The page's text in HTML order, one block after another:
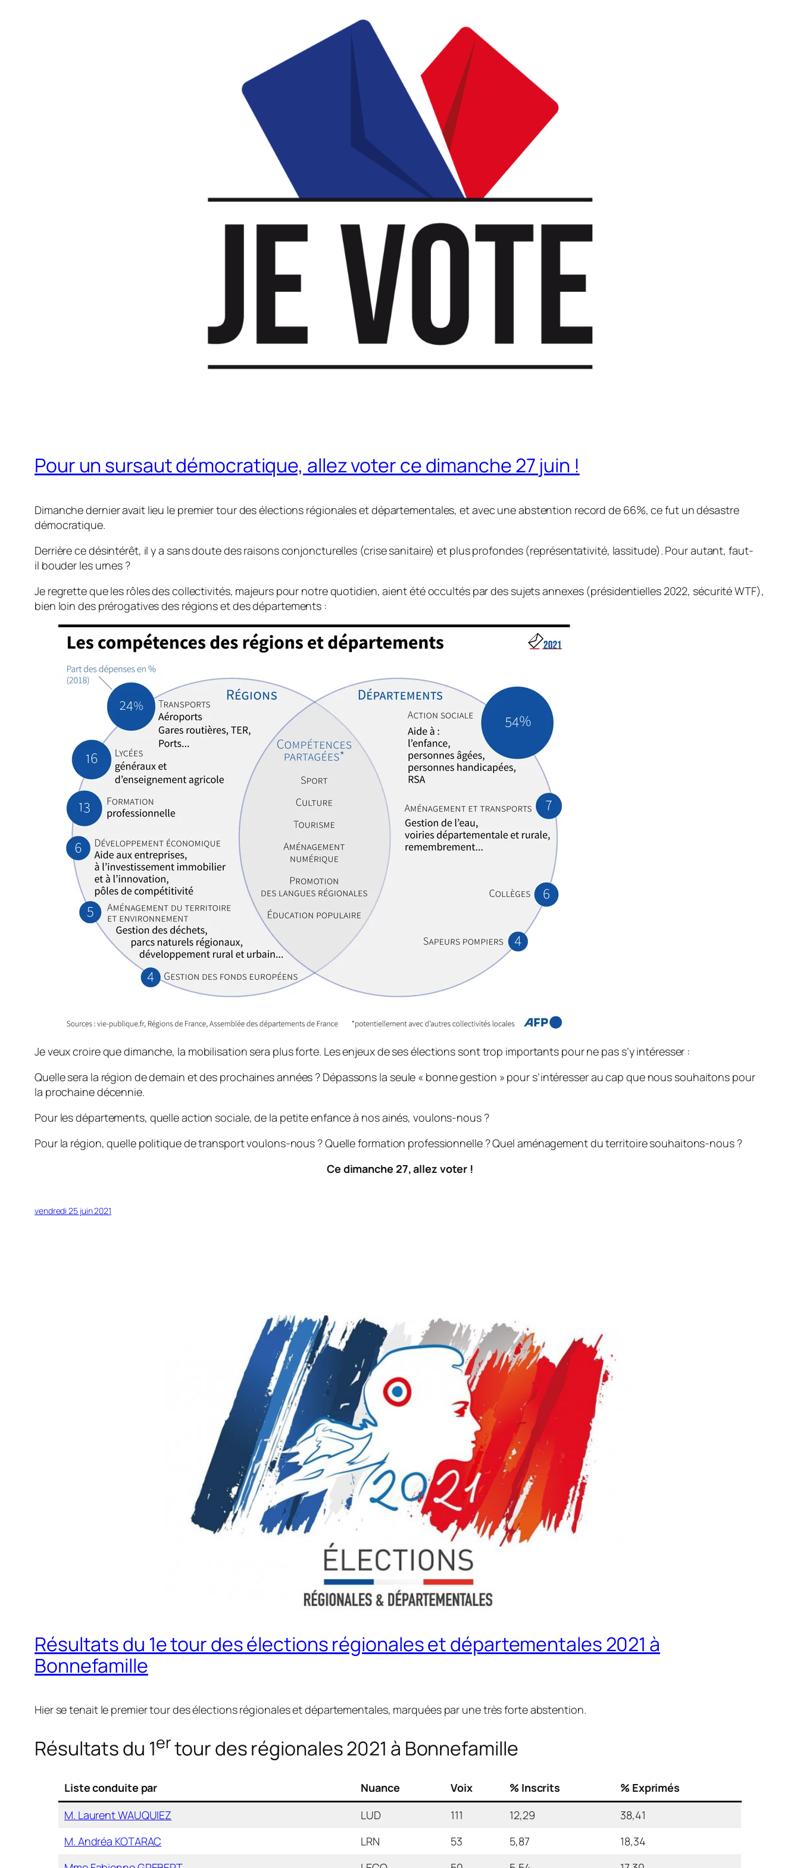
Pour un sursaut démocratique, allez voter ce dimanche 27 juin !
Dimanche dernier avait lieu le premier tour des élections régionales et départementales, et avec une abstention record de 66%, ce fut un désastre
démocratique.
Derrière ce désintérêt, il y a sans doute des raisons conjoncturelles (crise sanitaire) et plus profondes (représentativité, lassitude). Pour autant, faut-
il bouder les urnes ?
Je regrette que les rôles des collectivités, majeurs pour notre quotidien, aient été occultés par des sujets annexes (présidentielles 2022, sécurité WTF),
bien loin des prérogatives des régions et des départements :
Je veux croire que dimanche, la mobilisation sera plus forte. Les enjeux de ses élections sont trop importants pour ne pas s’y intéresser :
Quelle sera la région de demain et des prochaines années ? Dépassons la seule « bonne gestion » pour s’intéresser au cap que nous souhaitons pour
la prochaine décennie.
Pour les départements, quelle action sociale, de la petite enfance à nos ainés, voulons-nous ?
Pour la région, quelle politique de transport voulons-nous ? Quelle formation professionnelle ? Quel aménagement du territoire souhaitons-nous ?
Ce dimanche 27, allez voter !
vendredi 25 juin 2021
Résultats du 1e tour des élections régionales et départementales 2021 à
Bonnefamille
Hier se tenait le premier tour des élections régionales et départementales, marquées par une très forte abstention.
Résultats du 1ertour des régionales 2021 à Bonnefamille
Liste conduite par Nuance Voix % Inscrits
% Exprimés
M. Laurent WAUQUIEZ
LUD 111 12,29
38,41
M. Andréa KOTARAC
LRN 53 5,87
18,34